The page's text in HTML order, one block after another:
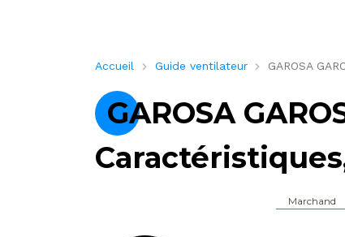
Accueil Guide ventilateur GAROSA
GAROSA
Marchand